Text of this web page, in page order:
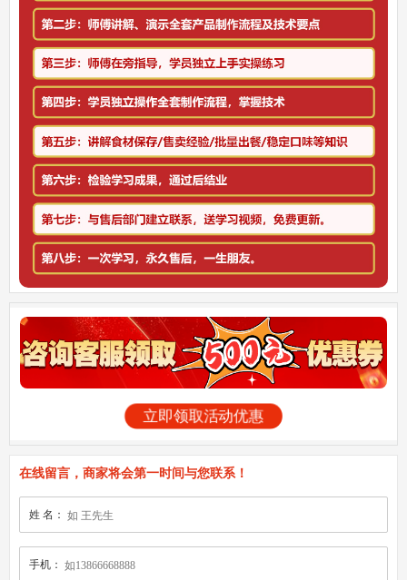
立即领取活动优惠
在线留言，商家将会第一时间与您联系！
姓 名：
手机：